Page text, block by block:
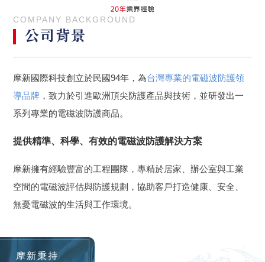
COMPANY BACKGROUND
公司背景
摩新國際科技創立於民國94年，為台灣專業的電磁波防護領
導品牌 ，致力於引進歐洲頂尖防護產品與技術，並研發出一
系列專業的電磁波防護商品。
提供精準、科學、有效的電磁波防護解決方案
摩新擁有經驗豐富的工程團隊，專精於居家、辦公室與工業
空間的電磁波評估與防護規劃，協助客戶打造健康、安全、
無憂電磁波的生活與工作環境。
摩新秉持